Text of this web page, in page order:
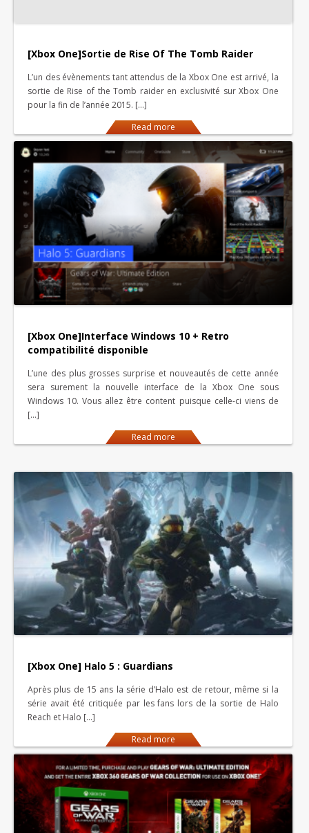
[Xbox One]Sortie de Rise Of The Tomb Raider
L’un des évènements tant attendus de la Xbox One est arrivé, la
sortie de Rise of the Tomb raider en exclusivité sur Xbox One
pour la fin de l’année 2015. […]
Read more
[Xbox One]Interface Windows 10 + Retro
compatibilité disponible
L’une des plus grosses surprise et nouveautés de cette année
sera surement la nouvelle interface de la Xbox One sous
Windows 10. Vous allez être content puisque celle-ci viens de
[…]
Read more
[Xbox One] Halo 5 : Guardians
Après plus de 15 ans la série d’Halo est de retour, même si la
série avait été critiquée par les fans lors de la sortie de Halo
Reach et Halo […]
Read more